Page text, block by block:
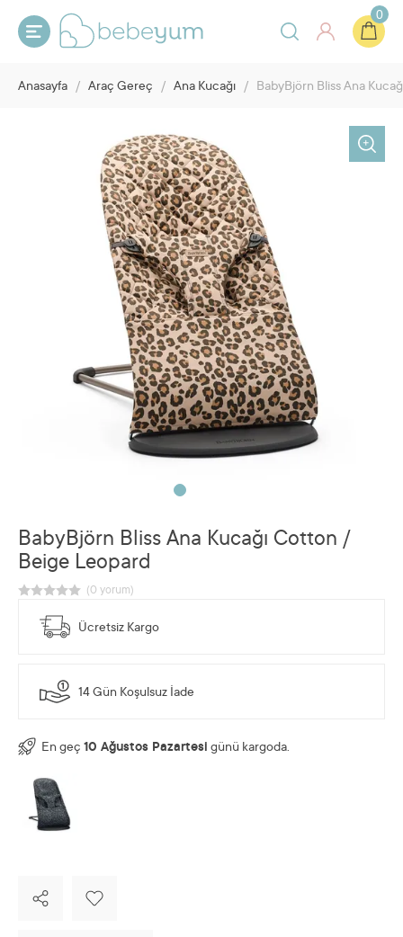
0
Anasayfa / Araç Gereç / Ana Kucağı / BabyBjörn Bliss Ana
BabyBjörn Bliss Ana Kucağı Cotton /
Beige Leopard
Ücretsiz Kargo
14 Gün Koşulsuz İade
En geç 10 Ağustos Pazartesi günü kargoda.